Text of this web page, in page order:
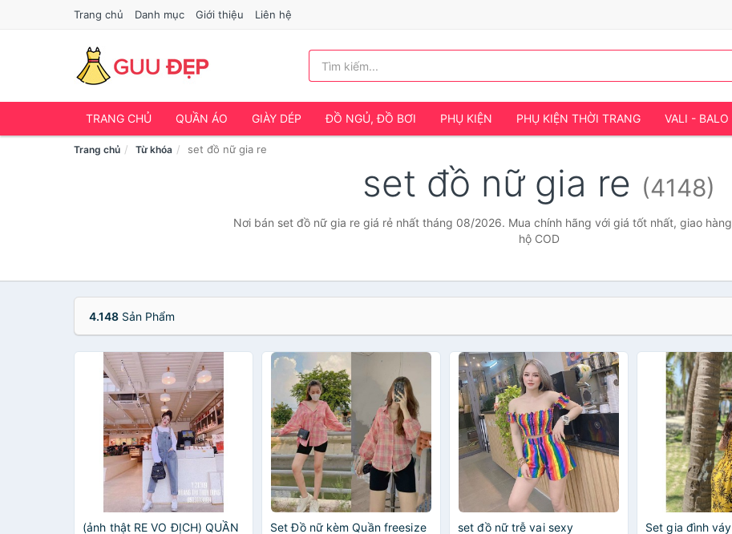
Trang chủ Danh mục Giới thiệu Liên hệ
TRANG CHỦ QUẦN ÁO GIÀY DÉP ĐỒ NGỦ, ĐỒ BƠI PHỤ KIỆN PHỤ KIỆN THỜI TRANG VALI -
Trang chủ Từ khóa set đồ nữ gia re
set đồ nữ gia re (4148)
Nơi bán set đồ nữ gia re giá rẻ nhất tháng 08/2026. Mua chính hãng với giá tốt nhất, giao
hộ COD
4.148 Sản Phẩm
(ảnh thật RE VO ĐỊCH) QUẦN
Set Đồ nữ kèm Quần freesize set đồ nữ trễ vai sexy
Set gia đình